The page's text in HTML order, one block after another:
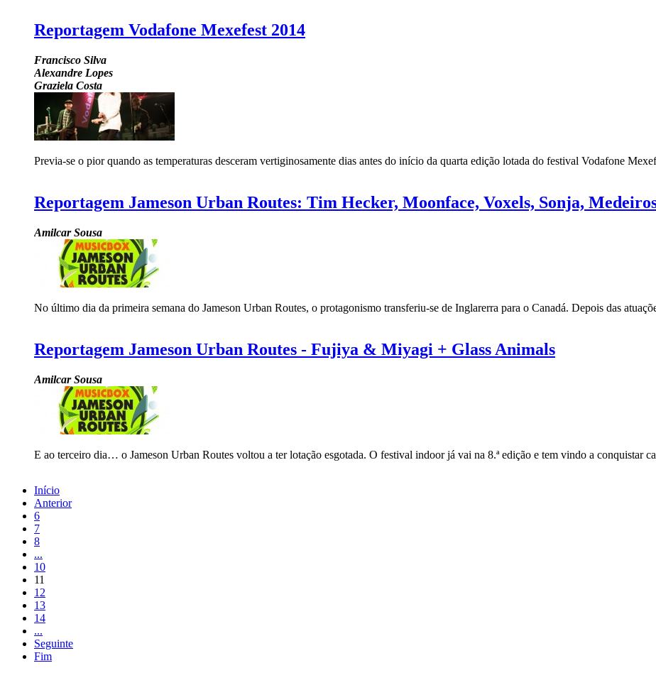
Reportagem Vodafone Mexefest 2014
Francisco Silva
Alexandre Lopes
Graziela Costa
Previa-se o pior quando as temperaturas desceram vertiginosamente dias antes do início da quarta edição lotada do festival Vodafone
Reportagem Jameson Urban Routes: Tim Hecker, Moonface, Voxels, Sonja,
Amilcar Sousa
No último dia da primeira semana do Jameson Urban Routes, o protagonismo transferiu-se de Inglarerra para o Canadá. Depois das
Reportagem Jameson Urban Routes - Fujiya & Miyagi + Glass Animals
Amilcar Sousa
E ao terceiro dia… o Jameson Urban Routes voltou a ter lotação esgotada. O festival indoor já vai na 8.ª edição e tem vindo a conquistar
Início
Anterior
6
7
8
...
10
11
12
13
14
...
Seguinte
Fim